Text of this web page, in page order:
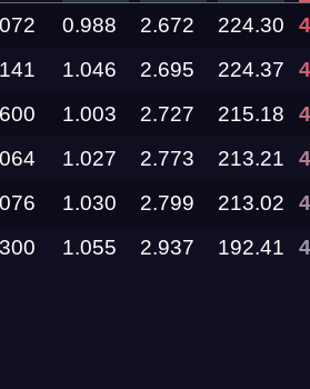
Racepark
RDRC
RDRC
0.988 2.672 224.30
1.046 2.695 224.37
1.003 2.727 215.18
1.027 2.773 213.21
1.030 2.799 213.02
1.055 2.937 192.41